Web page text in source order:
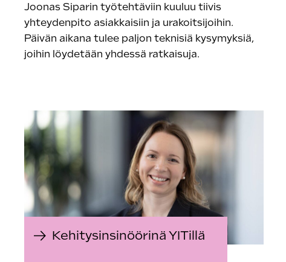
Joonas Siparin työtehtäviin kuuluu tiivis
yhteydenpito asiakkaisiin ja urakoitsijoihin.
Päivän aikana tulee paljon teknisiä kysymyksiä,
joihin löydetään yhdessä ratkaisuja.
Kehitysinsinöörinä YITillä